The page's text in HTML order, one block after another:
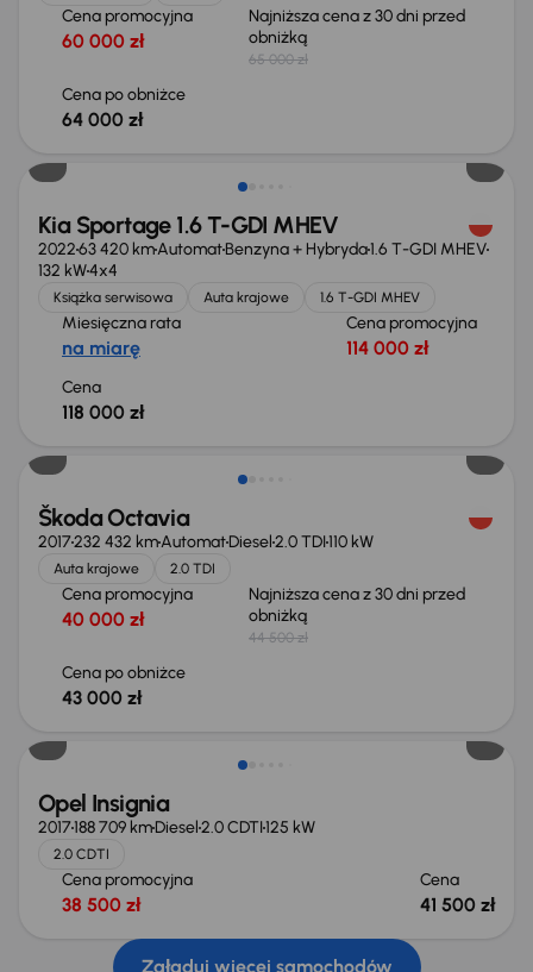
Cena promocyjna
60 000 zł
Najniższa cena z 30 dni przed
obniżką
65 000 zł
Cena po obniżce
64 000 zł
Kia Sportage 1.6 T-GDI MHEV
202263 420 kmAutomatBenzyna + Hybryda1.6 T-GDI MHEV
132 kW4x4
Książka serwisowa Auta krajowe 1.6 T-GDI MHEV
Miesięczna rata
na miarę
Cena promocyjna
114 000 zł
Cena
118 000 zł
Taniej o 1 500 zł
Škoda Octavia
2017232 432 kmAutomatDiesel2.0 TDI110 kW
Auta krajowe 2.0 TDI
Cena promocyjna
40 000 zł
Najniższa cena z 30 dni przed
obniżką
44 500 zł
Cena po obniżce
43 000 zł
Opel Insignia
2017188 709 kmDiesel2.0 CDTI125 kW
2.0 CDTI
Cena promocyjna
38 500 zł
Cena
41 500 zł
Załaduj więcej samochodów